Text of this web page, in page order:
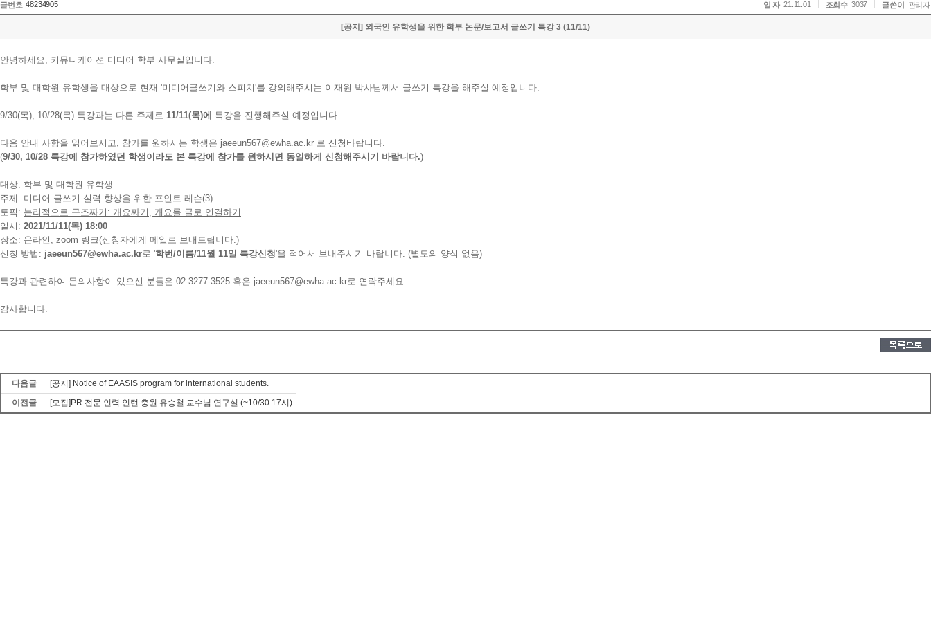
글번호 48234905 일 자 21.11.01 조회수 3037 글쓴이 관리자
[공지] 외국인 유학생을 위한 학부 논문/보고서 글쓰기 특강 3 (11/11)
안녕하세요, 커뮤니케이션 미디어 학부 사무실입니다.
학부 및 대학원 유학생을 대상으로 현재 '미디어글쓰기와 스피치'를 강의해주시는 이재원 박사님께서 글쓰기 특강을 해주실 예정입니다.
9/30(목), 10/28(목) 특강과는 다른 주제로 11/11(목)에 특강을 진행해주실 예정입니다.
다음 안내 사항을 읽어보시고, 참가를 원하시는 학생은 jaeeun567@ewha.ac.kr 로 신청바랍니다.
(9/30, 10/28 특강에 참가하였던 학생이라도 본 특강에 참가를 원하시면 동일하게 신청해주시기 바랍니다.)
대상: 학부 및 대학원 유학생
주제: 미디어 글쓰기 실력 향상을 위한 포인트 레슨(3)
토픽: 논리적으로 구조짜기: 개요짜기, 개요를 글로 연결하기
일시: 2021/11/11(목) 18:00
장소: 온라인, zoom 링크(신청자에게 메일로 보내드립니다.)
신청 방법: jaeeun567@ewha.ac.kr로 '학번/이름/11월 11일 특강신청'을 적어서 보내주시기 바랍니다. (별도의 양식 없음)
특강과 관련하여 문의사항이 있으신 분들은 02-3277-3525 혹은 jaeeun567@ewha.ac.kr로 연락주세요.
감사합니다.
다음글
[공지] Notice of EAASIS program for international students.
이전글
[모집]PR 전문 인력 인턴 충원 유승철 교수님 연구실 (~10/30 17시)